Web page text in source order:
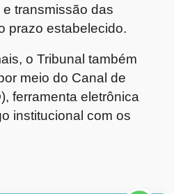
transmissão das
prazo estabelecido.
o Tribunal também
meio do Canal de
ferramenta eletrônica
institucional com os